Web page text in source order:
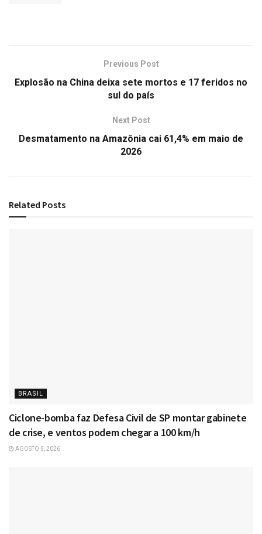
Previous Post
Explosão na China deixa sete mortos e 17 feridos no
sul do país
Next Post
Desmatamento na Amazônia cai 61,4% em maio de
2026
Related Posts
BRASIL
Ciclone-bomba faz Defesa Civil de SP montar gabinete
de crise, e ventos podem chegar a 100 km/h
AGOSTO 5, 2026